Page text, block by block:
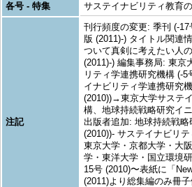
各号 - 特集
サステイナビリティ教育
注記
刊行頻度の変更: 季刊 (-
版 (2011)-) タイトル関連
ついて真剣に考えたい人
(2011)-) 編集事務局: 東京
リティ学連携研究機構 (-
イナビリティ学連携研究
(2010))→東京大学サステ
構、地球持続戦略研究イ
出版者追加: 地球持続戦
(2010))- サステイナビリ
東京大学・京都大学・大
学・東洋大学・国立環境
15号 (2010)〜表紙に「
(2011)より総集編のみ冊